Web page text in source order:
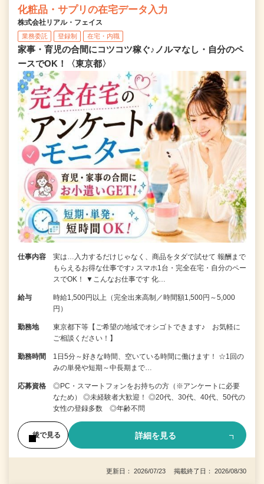
化粧品・サプリの在宅データ入力
株式会社リアル・フェイス
業務委託 登録制 在宅・内職
家事・育児の合間にコツコツ稼ぐ♪ノルマなし・自分のペ
ースでOK！〈東京都〉
仕事内容
実は…入力するだけじゃなく、商品をタダで試せて 報酬まで
もらえるお得な仕事です♪ スマホ1台・完全在宅・自分のペー
スでOK！ ▼こんなお仕事です 化…
給与
時給1,500円以上（完全出来高制／時間額1,500円～5,000
円）
勤務地
東京都下等【ご希望の地域でオシゴトできます♪ お気軽に
ご相談ください！】
勤務時間
1日5分～好きな時間、空いている時間に働けます！ ☆1回の
みの単発や短期～中長期まで…
応募資格
◎PC・スマートフォンをお持ちの方（※アンケートに必要
なため） ◎未経験者大歓迎！ ◎20代、30代、40代、50代の
女性の登録多数 ◎年齢不問
後で見る 詳細を見る
更新日： 2026/07/23 掲載終了日： 2026/08/30